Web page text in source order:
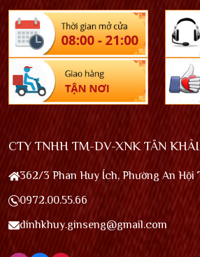
CTY TNHH TM-DV-XNK TÂN
362/3 Phan Huy Ích, Phường An Hội
0972.00.55.66
dinhkhuy.ginseng@gmail.com